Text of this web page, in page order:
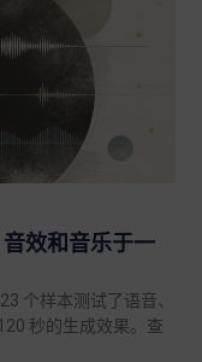
效和音乐于一
个样本测试了语音、
秒的生成效果。查